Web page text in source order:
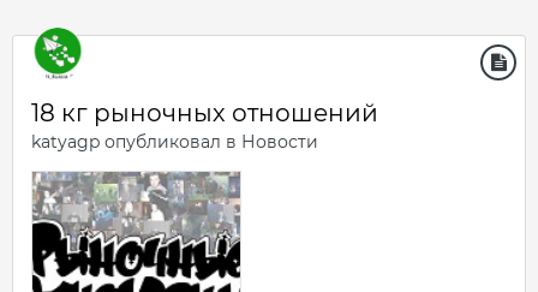
18 кг рыночных отношений
katyagp опубликовал в Новости